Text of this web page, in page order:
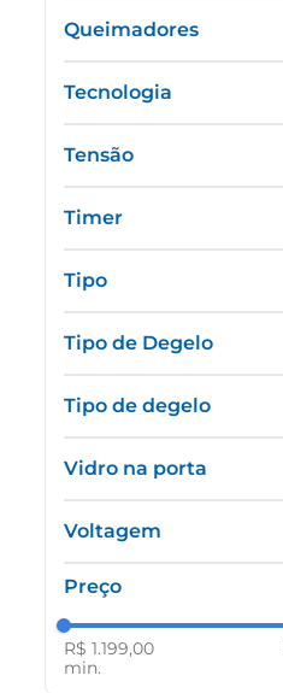
Queimadores
5 Bocas
Tecnologia
Tensão
Timer
Tipo
Automática
Embutir
Vertical
Duplex
Tipo de Degelo
Cycle Defrost
Frost Free
Tipo de degelo
Vidro na porta
Voltagem
Bivolt
R$ 1.199,00